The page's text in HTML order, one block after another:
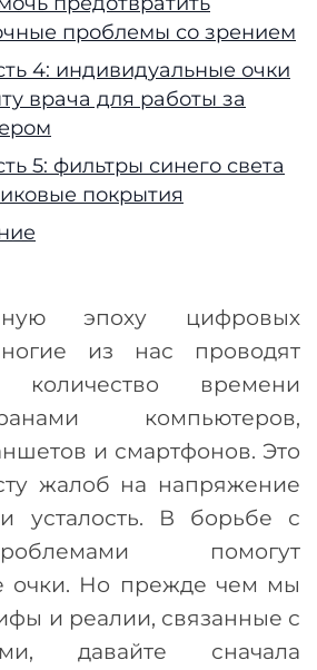
проблемы со зрением
4: индивидуальные очки
врача для работы за
5: фильтры синего света
покрытия
эпоху цифровых
из нас проводят
количество времени
компьютеров,
и смартфонов. Это
жалоб на напряжение
и усталость. В борьбе с
помогут
очки. Но прежде чем мы
и реалии, связанные с
давайте сначала